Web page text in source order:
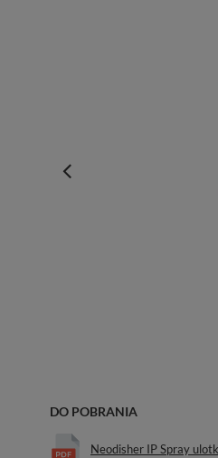
DO POBRANIA
Neodisher IP Spray